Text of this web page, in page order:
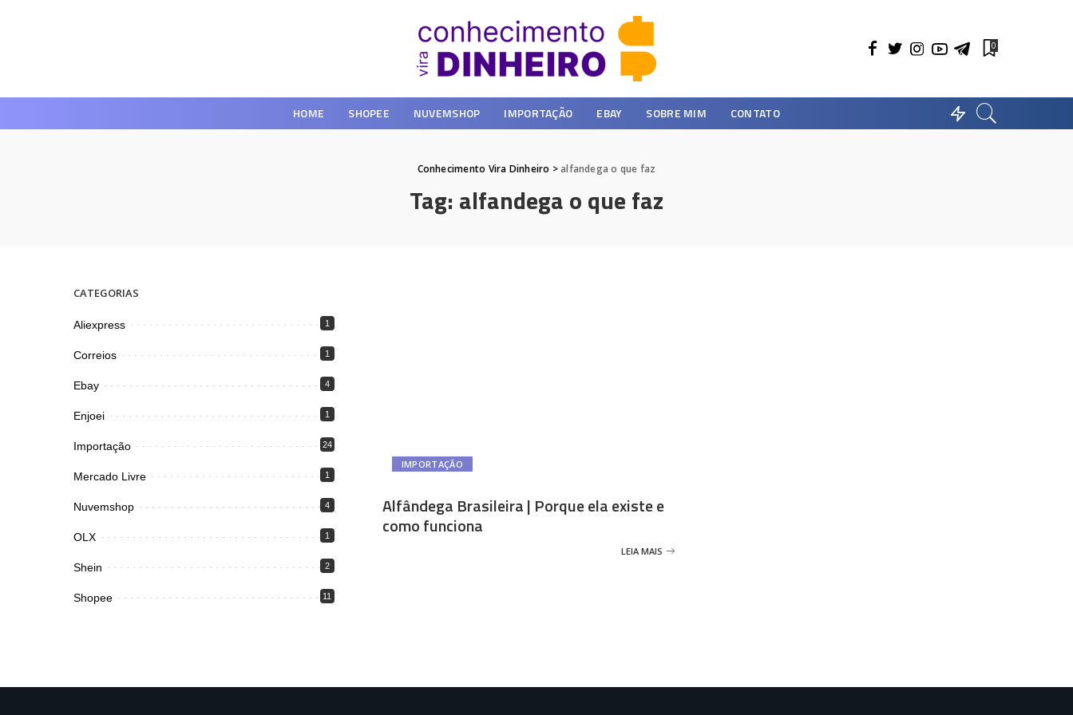
0
HOME SHOPEE NUVEMSHOP IMPORTAÇÃO EBAY SOBRE MIM CONTATO
Conhecimento Vira Dinheiro >alfandega o que faz
Tag: alfandega o que faz
IMPORTAÇÃO
Alfândega Brasileira | Porque ela existe e
como funciona
LEIA MAIS
CATEGORIAS
Aliexpress 1
Correios 1
Ebay 4
Enjoei 1
Importação 24
Mercado Livre 1
Nuvemshop 4
OLX 1
Shein 2
Shopee 11